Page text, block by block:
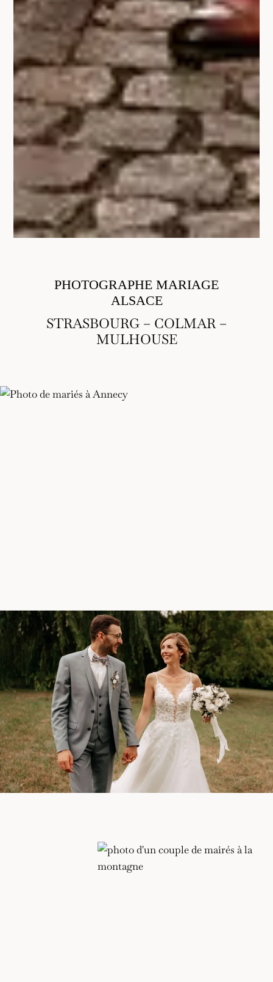
PHOTOGRAPHE MARIAGE
ALSACE
STRASBOURG – COLMAR –
MULHOUSE